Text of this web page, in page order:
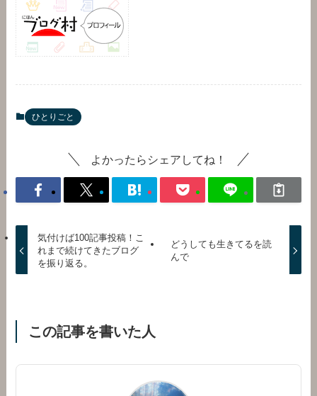
ひとりごと
よかったらシェアしてね！
気付けば100記事投稿！こ
れまで続けてきたブログ
を振り返る。
どうしても生きてるを読
んで
この記事を書いた人